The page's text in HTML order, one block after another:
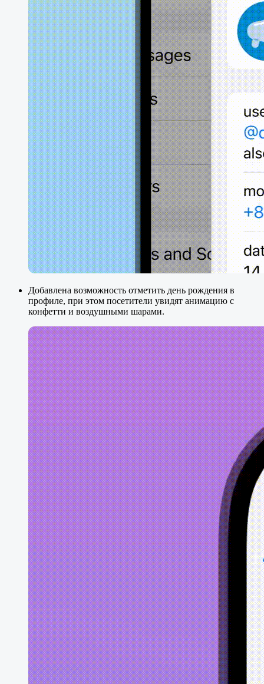
Добавлена возможность отметить день рождения в
профиле, при этом посетители увидят анимацию с
конфетти и воздушными шарами.